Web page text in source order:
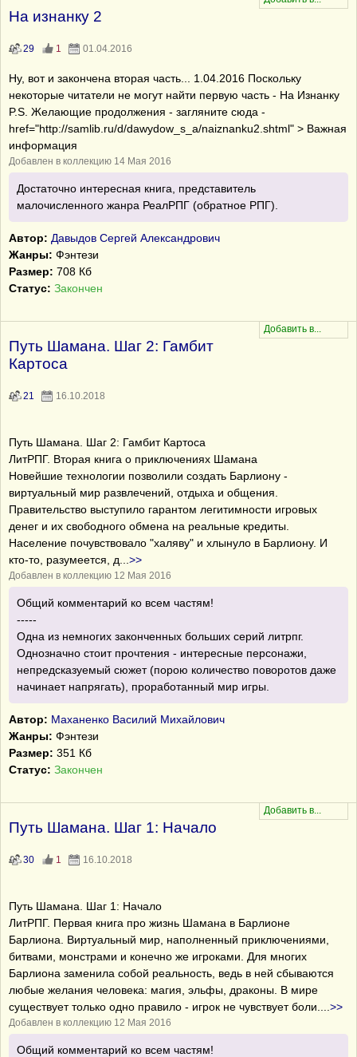
На изнанку 2
29 1 01.04.2016
Ну, вот и закончена вторая часть... 1.04.2016 Поскольку
некоторые читатели не могут найти первую часть - На Изнанку
P.S. Желающие продолжения - загляните сюда -
href="http://samlib.ru/d/dawydow_s_a/naiznanku2.shtml" > Важная
информация
Добавлен в коллекцию 14 Мая 2016
Достаточно интересная книга, представитель
малочисленного жанра РеалРПГ (обратное РПГ).
Автор: Давыдов Сергей Александрович
Жанры: Фэнтези
Размер: 708 Кб
Статус: Закончен
Путь Шамана. Шаг 2: Гамбит
Картоса
21 16.10.2018
Путь Шамана. Шаг 2: Гамбит Картоса
ЛитРПГ. Вторая книга о приключениях Шамана
Новейшие технологии позволили создать Барлиону -
виртуальный мир развлечений, отдыха и общения.
Правительство выступило гарантом легитимности игровых
денег и их свободного обмена на реальные кредиты.
Население почувствовало "халяву" и хлынуло в Барлиону. И
кто-то, разумеется, д
>>
Добавлен в коллекцию 12 Мая 2016
Общий комментарий ко всем частям!
-----
Одна из немногих законченных больших серий литрпг.
Однозначно стоит прочтения - интересные персонажи,
непредсказуемый сюжет (порою количество поворотов даже
начинает напрягать), проработанный мир игры.
Автор: Маханенко Василий Михайлович
Жанры: Фэнтези
Размер: 351 Кб
Статус: Закончен
Путь Шамана. Шаг 1: Начало
30 1 16.10.2018
Путь Шамана. Шаг 1: Начало
ЛитРПГ. Первая книга про жизнь Шамана в Барлионе
Барлиона. Виртуальный мир, наполненный приключениями,
битвами, монстрами и конечно же игроками. Для многих
Барлиона заменила собой реальность, ведь в ней сбываются
любые желания человека: магия, эльфы, драконы. В мире
существует только одно правило - игрок не чувствует боли.
>>
Добавлен в коллекцию 12 Мая 2016
Общий комментарий ко всем частям!